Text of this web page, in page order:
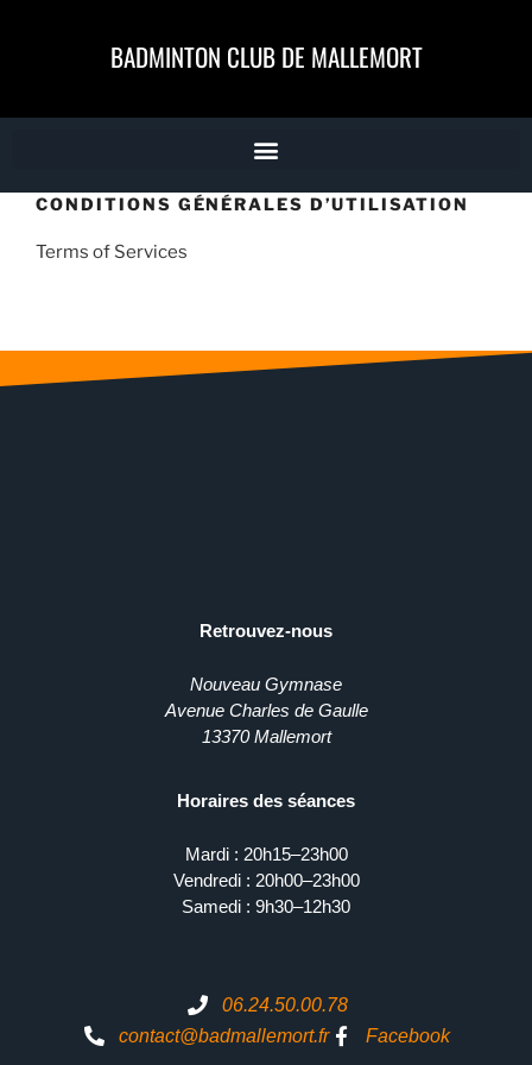
BADMINTON CLUB DE MALLEMORT
CONDITIONS GÉNÉRALES D’UTILISATION
Terms of Services
Retrouvez-nous
Nouveau Gymnase
Avenue Charles de Gaulle
13370 Mallemort
Horaires des séances
Mardi : 20h15–23h00
Vendredi : 20h00–23h00
Samedi : 9h30–12h30
06.24.50.00.78
contact@badmallemort.fr
Facebook